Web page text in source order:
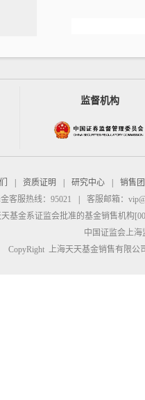
监督机构
资质证明 研究中心
销售
客服热线：95021
客服邮箱：
天基金系证监会批准的基金销售机构
中国证监会上
CopyRight 上海天天基金销售有限